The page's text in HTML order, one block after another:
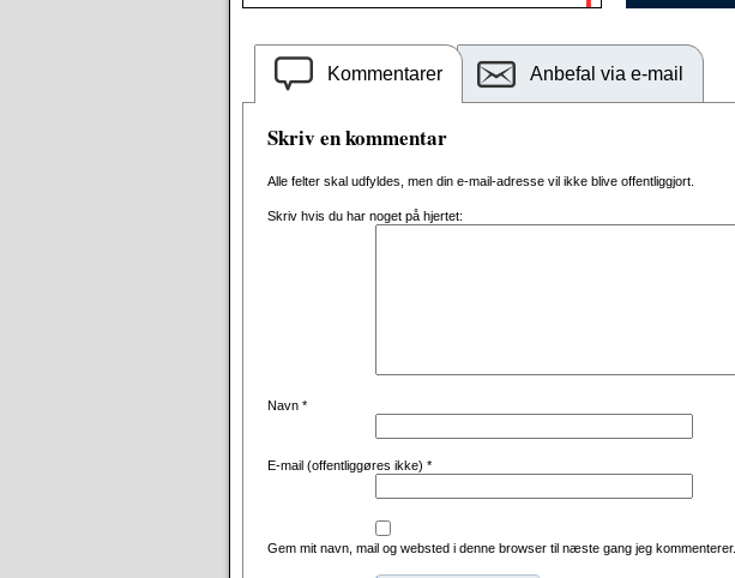
Kommentarer Anbefal via e-mail
Skriv en kommentar
Alle felter skal udfyldes, men din e-mail-adresse vil ikke blive offentliggjort.
Skriv hvis du har noget på hjertet:
Navn *
E-mail (offentliggøres ikke) *
Gem mit navn, mail og websted i denne browser til næste gang jeg kommenterer.